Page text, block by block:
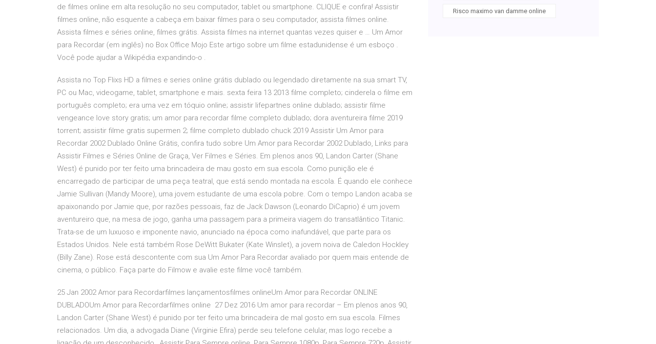
de filmes online em alta resolução no seu computador, tablet ou smartphone. CLIQUE e confira! Assistir
filmes online, não esquente a cabeça em baixar filmes para o seu computador, assista filmes online.
Assista filmes e séries online, filmes grátis. Assista filmes na internet quantas vezes quiser e … Um Amor
para Recordar (em inglês) no Box Office Mojo Este artigo sobre um filme estadunidense é um esboço .
Você pode ajudar a Wikipédia expandindo-o .
Assista no Top Flixs HD a filmes e series online grátis dublado ou legendado diretamente na sua smart TV,
PC ou Mac, videogame, tablet, smartphone e mais. sexta feira 13 2013 filme completo; cinderela o filme em
português completo; era uma vez em tóquio online; assistir lifepartnes online dublado; assistir filme
vengeance love story gratis; um amor para recordar filme completo dublado; dora aventureira filme 2019
torrent; assistir filme gratis supermen 2; filme completo dublado chuck 2019 Assistir Um Amor para
Recordar 2002 Dublado Online Grátis, confira tudo sobre Um Amor para Recordar 2002 Dublado, Links para
Assistir Filmes e Séries Online de Graça, Ver Filmes e Séries. Em plenos anos 90, Landon Carter (Shane
West) é punido por ter feito uma brincadeira de mau gosto em sua escola. Como punição ele é
encarregado de participar de uma peça teatral, que está sendo montada na escola. É quando ele conhece
Jamie Sullivan (Mandy Moore), uma jovem estudante de uma escola pobre. Com o tempo Landon acaba se
apaixonando por Jamie que, por razões pessoais, faz de Jack Dawson (Leonardo DiCaprio) é um jovem
aventureiro que, na mesa de jogo, ganha uma passagem para a primeira viagem do transatlântico Titanic.
Trata-se de um luxuoso e imponente navio, anunciado na época como inafundável, que parte para os
Estados Unidos. Nele está também Rose DeWitt Bukater (Kate Winslet), a jovem noiva de Caledon Hockley
(Billy Zane). Rose está descontente com sua Um Amor Para Recordar avaliado por quem mais entende de
cinema, o público. Faça parte do Filmow e avalie este filme você também.
25 Jan 2002 Amor para Recordarfilmes lançamentosfilmes onlineUm Amor para Recordar ONLINE
DUBLADOUm Amor para Recordarfilmes online 27 Dez 2016 Um amor para recordar – Em plenos anos 90,
Landon Carter (Shane West) é punido por ter feito uma brincadeira de mal gosto em sua escola. Filmes
relacionados. Um dia, a advogada Diane (Virginie Efira) perde seu telefone celular, mas logo recebe a
Risco maximo van damme online